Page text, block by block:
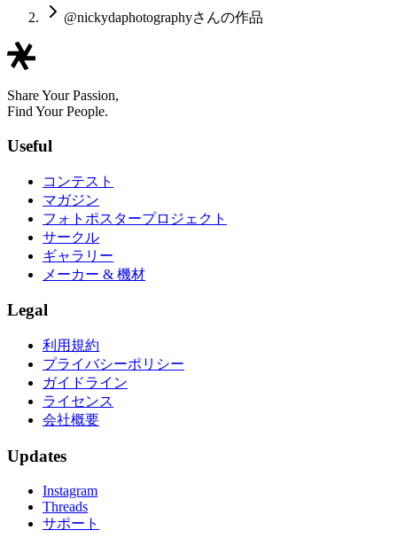
@nickydaphotographyさんの作品
Share Your Passion,
Find Your People.
Useful
コンテスト
マガジン
フォトポスタープロジェクト
サークル
ギャラリー
メーカー & 機材
Legal
利用規約
プライバシーポリシー
ガイドライン
ライセンス
会社概要
Updates
Instagram
Threads
サポート